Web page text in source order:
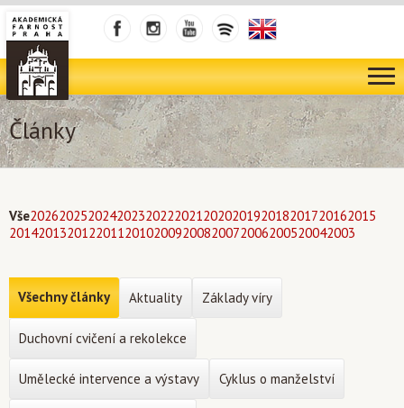
Články
Vše202620252024202320222021202020192018201720162015
201420132012201120102009200820072006200520042003
Všechny články Aktuality Základy víry
Duchovní cvičení a rekolekce
Umělecké intervence a výstavy Cyklus o manželství